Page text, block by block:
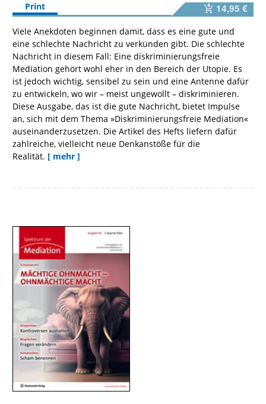
Print
14,95 €
Viele Anekdoten beginnen damit, dass es eine gute und
eine schlechte Nachricht zu verkünden gibt. Die schlechte
Nachricht in diesem Fall: Eine diskriminierungsfreie
Mediation gehört wohl eher in den Bereich der Utopie. Es
ist jedoch wichtig, sensibel zu sein und eine Antenne dafür
zu entwickeln, wo wir – meist ungewollt – diskriminieren.
Diese Ausgabe, das ist die gute Nachricht, bietet Impulse
an, sich mit dem Thema »Diskriminierungsfreie Mediation«
auseinanderzusetzen. Die Artikel des Hefts liefern dafür
zahlreiche, vielleicht neue Denkanstöße für die
Realität. [ mehr ]